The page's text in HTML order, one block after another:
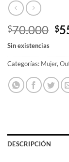
$70.000 El
$
Sin existencias
Categorías: Mujer,
DESCRIPCIÓN